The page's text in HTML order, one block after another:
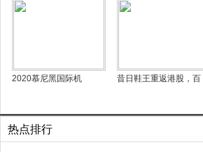
2020慕尼黑国际机 昔日鞋王重返港股，百
热点排行